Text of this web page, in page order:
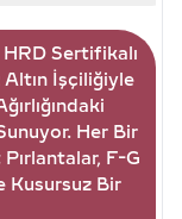
Sertifikalı
İşçiliğiyle
Her Bir
F-G
Kusursuz Bir